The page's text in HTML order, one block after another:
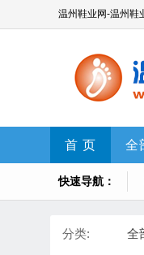
温州鞋业网-温州鞋
首 页 全
快速导航：
分类: 全